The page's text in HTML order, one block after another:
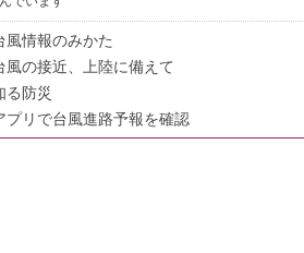
風情報のみかた
風の接近、上陸に備えて
る防災
プリで台風進路予報を確認